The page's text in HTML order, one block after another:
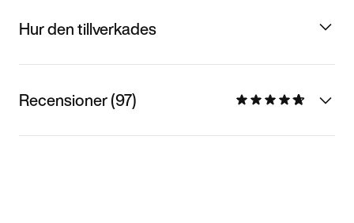
Hur den tillverkades
Recensioner (97)